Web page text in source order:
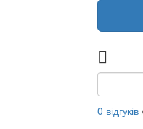
0 відгуків